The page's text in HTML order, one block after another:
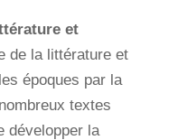
et
de la littérature et
époques par la
textes
développer la